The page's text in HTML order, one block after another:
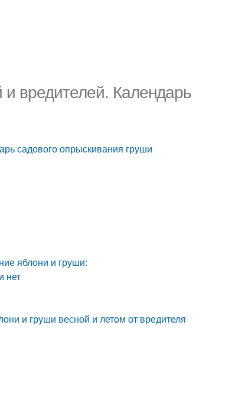
вредителей. Календарь
садового опрыскивания груши
яблони и груши:
нет
и груши весной и летом от вредителя